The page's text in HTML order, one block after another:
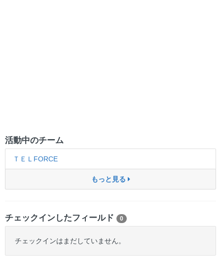
活動中のチーム
ＴＥＬFORCE
もっと見る
チェックインしたフィールド 0
チェックインはまだしていません。